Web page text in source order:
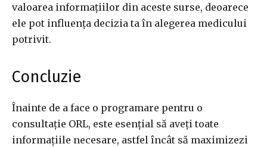
valoarea informațiilor din aceste surse, deoarece
ele pot influența decizia ta în alegerea medicului
potrivit.
Concluzie
Înainte de a face o programare pentru o
consultație ORL, este esențial să aveți toate
informațiile necesare, astfel încât să maximizezi